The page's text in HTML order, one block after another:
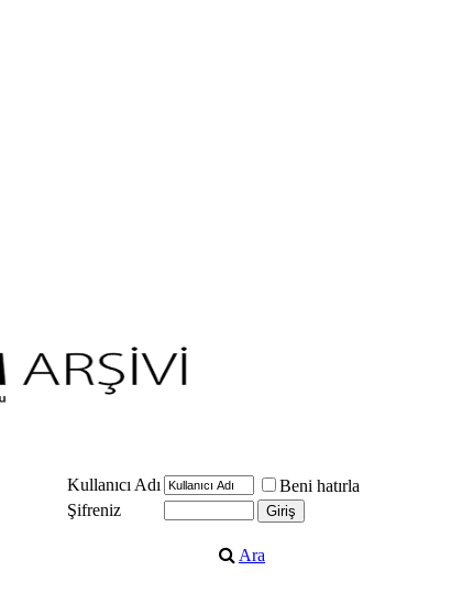
Kullanıcı Adı
Beni hatırla
Şifreniz
Ara